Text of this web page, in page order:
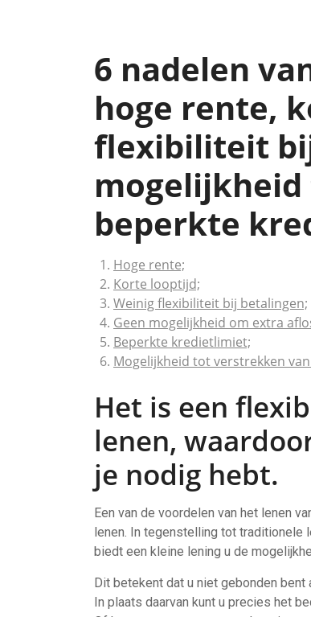
6 nadelen
hoge rente,
flexibiliteit
beperkte
Hoge rente;
Korte looptijd;
Weinig flexibiliteit bij betalingen;
Geen mogelijkheid om extra
Beperkte kredietlimiet;
Mogelijkheid tot verstrekken
Het is een
lenen,
je nodig hebt.
Een van de voordelen van het lenen
lenen. In tegenstelling tot traditionele
biedt een kleine lening u de
Dit betekent dat u niet gebonden
In plaats daarvan kunt u precies het